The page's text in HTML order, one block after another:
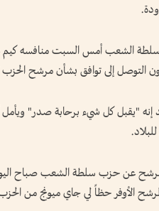
سلطة الشعب أمس السبت منافسه
التوصل إلى توافق بشأن مرشح الحزب
إنه "يقبل كل شيء برحابة صدر" ويأمل
عن حزب سلطة الشعب صباح اليوم
الأوفر حظاً لي جاي ميونج من